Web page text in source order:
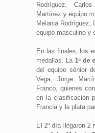
Rodríguez,
Martínez y equipo
Melania Rodríguez,
equipo masculino y
En las finales, los
medallas. La 1ª de
del equipo sénior
Vega, Jorge
Franco, quienes
en la clasificación
Francia y la plata
El 2º día llegaron 2